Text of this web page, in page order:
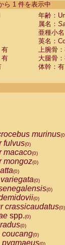
(0)
(0)
(0)
spp.
(0)
(0)
(0)
(0)
(0)
(0)
(0)
(0)
(0)
cana
calvus
ら 1 件を表示中
年齢：
属名：
亜種小名
英名：
有 上腕骨
有 大腿骨
体幹：有
murinus
fulvus(0)
macaco(0)
mongoz(0)
(0)
(0)
(0)
(0)
crassicaudatus(0)
spp.(0)
(0)
coucang(0)
(0)